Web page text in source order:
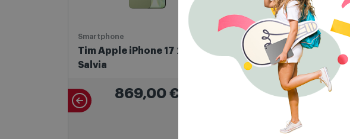
Smartphone
Tim Apple iPhone 17 256GB
Salvia
869,00 €
Bici
Legnano E-Bike City 28” Aria
Eco
899,00